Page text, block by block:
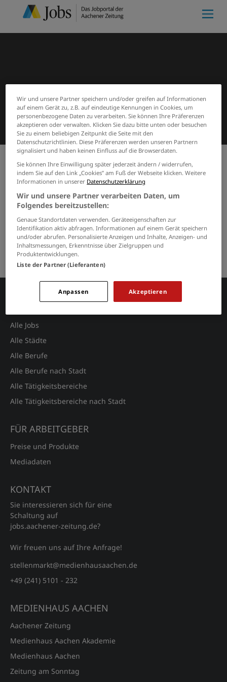
Start Suchergebnisse Meine Merkliste
Jobs von pflegeeinrichtung-
marienkloster
GRENZEN SIE IHRE SUCHE EIN
Keine Suchergebnisse gefunden.
Alle Jobs
Alle Städte
Alle Berufe
Alle Berufe nach Stadt
Alle Tätigkeitsbereiche
Alle Tätigkeitsbereiche nach Stadt
FÜR ARBEITGEBER
Preise und Produkte
Mediadaten
KONTAKT
Sie interessieren sich für eine
Schaltung auf
jobs.aachener‑zeitung.de?
Wir freuen uns auf Ihre Anfrage!
stellenmarkt@medienhausaachen.de
+49 (241) 5101 - 232
MEDIENHAUS AACHEN
Aachener Zeitung
Medienhaus Aachen Akademie
Medienhaus Aachen
Zeitung am Sonntag
Wir und unsere Partner speichern und/oder greifen auf Informationen
auf einem Gerät zu, z.B. auf eindeutige Kennungen in Cookies, um
personenbezogene Daten zu verarbeiten. Sie können Ihre Präferenzen
akzeptieren oder verwalten. Klicken Sie dazu bitte unten oder besuchen
Sie zu einem beliebigen Zeitpunkt die Seite mit den
Datenschutzrichtlinien. Diese Präferenzen werden unseren Partnern
signalisiert und haben keinen Einfluss auf die Browserdaten.
Sie können Ihre Einwilligung später jederzeit ändern / widerrufen,
indem Sie auf den Link „Cookies” am Fuß der Webseite klicken. Weitere
Informationen in unserer Datenschutzerklärung
Wir und unsere Partner verarbeiten Daten, um
Folgendes bereitzustellen:
Genaue Standortdaten verwenden. Geräteeigenschaften zur
Identifikation aktiv abfragen. Informationen auf einem Gerät speichern
und/oder abrufen. Personalisierte Anzeigen und Inhalte, Anzeigen- und
Inhaltsmessungen, Erkenntnisse über Zielgruppen und
Produktentwicklungen.
Liste der Partner (Lieferanten)
Akzeptieren
Anpassen